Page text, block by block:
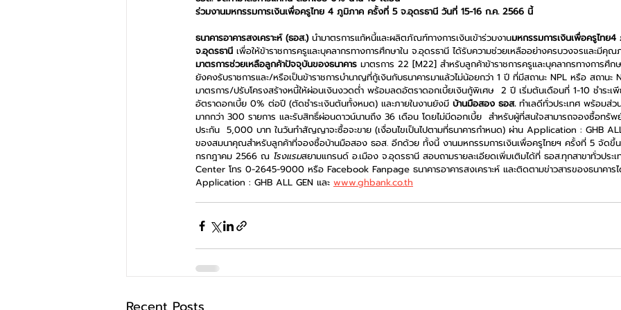
ร่วมงานมหกรรมการเงินเพื่อครูไทย 4 ภูมิภาค ครั้งที่ 5 จ.อุดรธานี วันที่ 15-16 ก.ค. 2566 นี้
ธนาคารอาคารสงเคราะห์ (ธอส.) นำมาตรการแก้หนี้และผลิตภัณฑ์ทางการเงินเข้าร่วมงานมหกรรมการเงินเพื่อครูไทย
จ.อุดรธานี เพื่อให้ข้าราชการครูและบุคลากรทางการศึกษาใน จ.อุดรธานี ได้รับความช่วยเหลืออย่างครบวงจรและมีคุ
มาตรการช่วยเหลือลูกค้าปัจจุบันของธนาคาร มาตรการ 22 [M22] สำหรับลูกค้าข้าราชการครูและบุคลากรทางการศึ
ยังคงรับราชการและ/หรือเป็นข้าราชการบำนาญที่กู้เงินกับธนาคารมาแล้วไม่น้อยกว่า 1 ปี ที่มีสถานะ NPL หรือ สถานะ
มาตรการ/ปรับโครงสร้างหนี้ให้ผ่อนเงินงวดต่ำ พร้อมลดอัตราดอกเบี้ยเงินกู้พิเศษ  2 ปี เริ่มต้นเดือนที่ 1-10 ชำระ
อัตราดอกเบี้ย 0% ต่อปี (ตัดชำระเงินต้นทั้งหมด) และภายในงานยังมี บ้านมือสอง ธอส. ทำเลดีทั่วประเทศ พร้อมส่
มากกว่า 300 รายการ และรับสิทธิ์ผ่อนดาวน์นานถึง 36 เดือน โดยไม่มีดอกเบี้ย  สำหรับผู้ที่สนใจสามารถจองซื้อทรัพ
ประกัน  5,000 บาท ในวันทำสัญญาจะซื้อจะขาย (เงื่อนไขเป็นไปตามที่ธนาคารกำหนด) ผ่าน Application : GHB
ของสมนาคุณสำหรับลูกค้าที่จองซื้อบ้านมือสอง ธอส. อีกด้วย ทั้งนี้ งานมหกรรมการเงินเพื่อครูไทยฯ ครั้งที่ 5 จัดขึ้
กรกฎาคม 2566 ณ โรงแรมสยามแกรนด์ อ.เมือง จ.อุดรธานี สอบถามรายละเอียดเพิ่มเติมได้ที่ ธอส.ทุกสาขาทั่วปร
Center โทร 0-2645-9000 หรือ Facebook Fanpage ธนาคารอาคารสงเคราะห์ และติดตามข่าวสารของธนาคา
Application : GHB ALL GEN และ www.ghbank.co.th